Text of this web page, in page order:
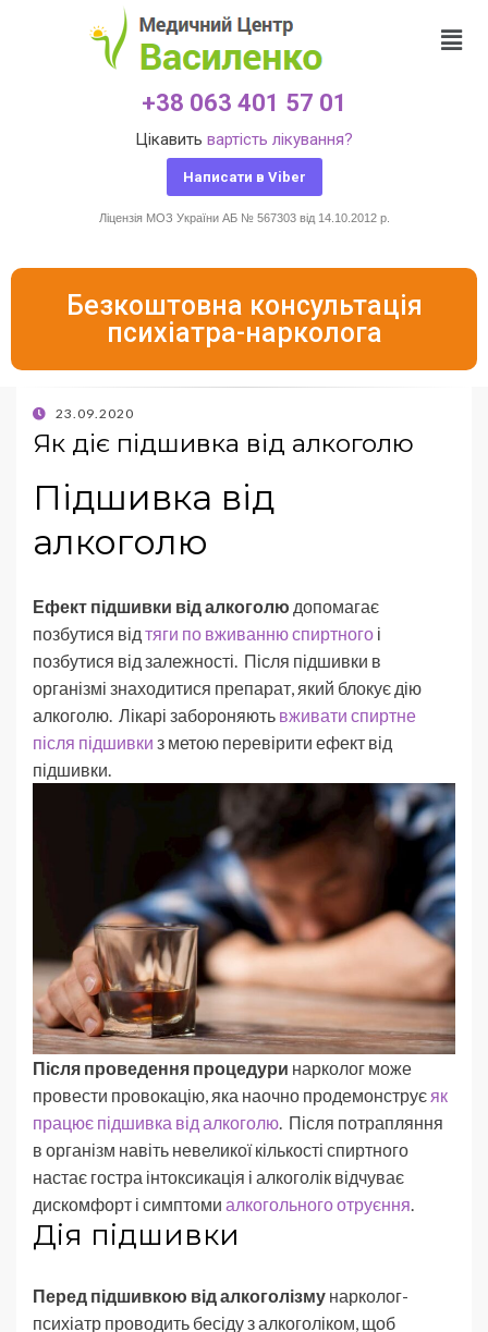
+38 063 401 57 01
Цікавить вартість лікування?
Написати в Viber
Ліцензія МОЗ України АБ № 567303 від 14.10.2012 р.
Безкоштовна консультація
психіатра-нарколога
23.09.2020
Як діє підшивка від алкоголю
Підшивка від
алкоголю
Ефект підшивки від алкоголю допомагає
позбутися від тяги по вживанню спиртного і
позбутися від залежності. Після підшивки в
організмі знаходитися препарат, який блокує дію
алкоголю. Лікарі забороняють вживати спиртне
після підшивки з метою перевірити ефект від
підшивки.
Після проведення процедури нарколог може
провести провокацію, яка наочно продемонструє як
працює підшивка від алкоголю . Після потрапляння
в організм навіть невеликої кількості спиртного
настає гостра інтоксикація і алкоголік відчуває
дискомфорт і симптоми алкогольного отруєння
Дія підшивки
Перед підшивкою від алкоголізму нарколог-
психіатр проводить бесіду з алкоголіком, щоб